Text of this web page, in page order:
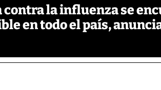
contra la influenza se
en todo el país,